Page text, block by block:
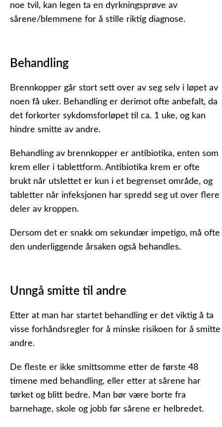
noe tvil, kan legen ta en dyrkningsprøve av
sårene/blemmene for å stille riktig diagnose.
Behandling
Brennkopper går stort sett over av seg selv i løpet av
noen få uker. Behandling er derimot ofte anbefalt, da
det forkorter sykdomsforløpet til ca. 1 uke, og kan
hindre smitte av andre.
Behandling av brennkopper er antibiotika, enten som
krem eller i tablettform. Antibiotika krem er ofte
brukt når utslettet er kun i et begrenset område, og
tabletter når infeksjonen har spredd seg ut over flere
deler av kroppen.
Dersom det er snakk om sekundær impetigo, må ofte
den underliggende årsaken også behandles.
Unngå smitte til andre
Etter at man har startet behandling er det viktig å ta
visse forhåndsregler for å minske risikoen for å smitte
andre.
De fleste er ikke smittsomme etter de første 48
timene med behandling, eller etter at sårene har
tørket og blitt bedre. Man bør være borte fra
barnehage, skole og jobb før sårene er helbredet.